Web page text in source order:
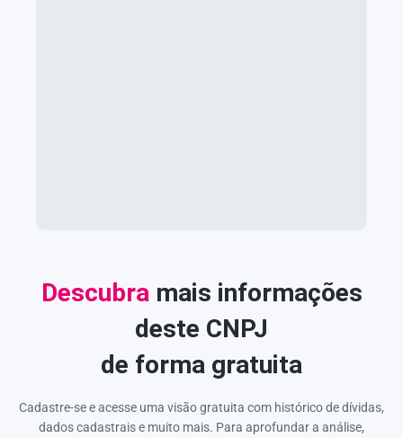
Descubramais informações
deste CNPJ
de forma gratuita
Cadastre-se e acesse uma visão gratuita com histórico de dívidas,
dados cadastrais e muito mais. Para aprofundar a análise,